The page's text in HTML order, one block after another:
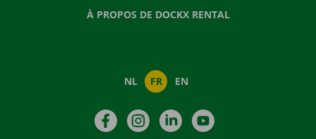
À PROPOS DE DOCKX RENTAL
NL FR EN
FacebookInstagramLinkedIn